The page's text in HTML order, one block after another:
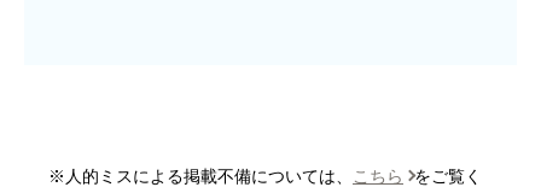
※人的ミスによる掲載不備については、 こちら
をご覧く